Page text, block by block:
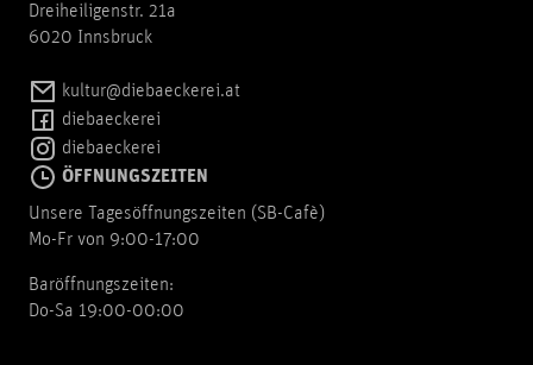
Dreiheiligenstr. 21a
6020 Innsbruck
kultur@diebaeckerei.at
diebaeckerei
diebaeckerei
ÖFFNUNGSZEITEN
Unsere Tagesöffnungszeiten (SB-Cafè)
Mo-Fr von 9:00-17:00
Baröffnungszeiten:
Do-Sa 19:00-00:00